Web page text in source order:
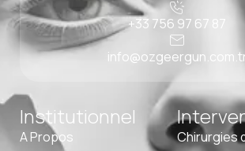
Institutionnel
A Propos
Chirurgies
+33 756 97 67 87